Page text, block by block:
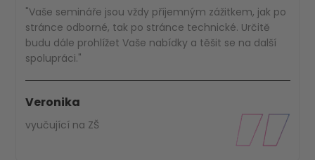
"Vaše semináře jsou vždy příjemným zážitkem, jak po
stránce odborné, tak po stránce technické. Určitě
budu dále prohlížet Vaše nabídky a těšit se na další
spolupráci."
Veronika
vyučující na ZŠ